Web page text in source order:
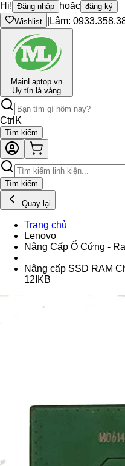
Hi! Đăng nhập hoặc đăng ký
Wishlist
Lâm:
MainLaptop.vn
Uy tín là vàng
Ctrl K
Tìm kiếm
Tìm kiếm
Quay lại
Trang chủ
Lenovo
Nâng Cấp Ổ Cứng -
Nâng cấp SSD RAM
12IKB